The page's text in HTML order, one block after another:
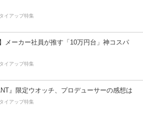
イアップ特集
】メーカー社員が推す「10万円台」神コスパ
イアップ特集
』限定ウオッチ、プロデューサーの感想は
イアップ特集